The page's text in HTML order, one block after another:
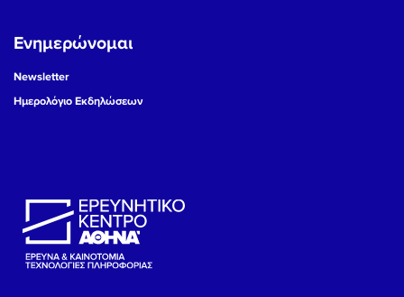
22
Ενημερώνομαι
Newsletter
Ημερολόγιο Εκδηλώσεων